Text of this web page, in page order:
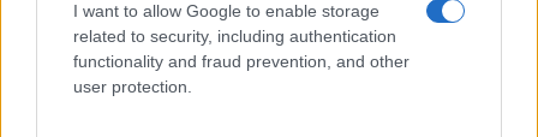
I want to allow Google to enable storage
related to security, including authentication
functionality and fraud prevention, and other
user protection.
Vignetta del 07/08/2026